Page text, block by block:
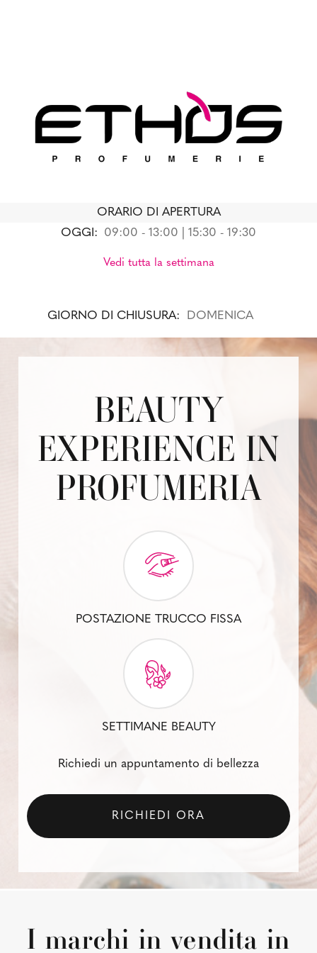
ORARIO DI APERTURA
OGGI:
09:00 - 13:00 | 15:30 - 19:30
Vedi tutta la settimana
GIORNO DI CHIUSURA: DOMENICA
BEAUTY
EXPERIENCE IN
PROFUMERIA
POSTAZIONE TRUCCO FISSA
SETTIMANE BEAUTY
Richiedi un appuntamento di bellezza
RICHIEDI ORA
I marchi in vendita in